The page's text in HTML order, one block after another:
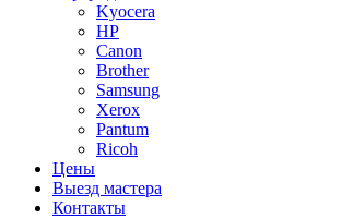
Kyocera
HP
Canon
Brother
Samsung
Xerox
Pantum
Ricoh
Цены
Выезд мастера
Контакты